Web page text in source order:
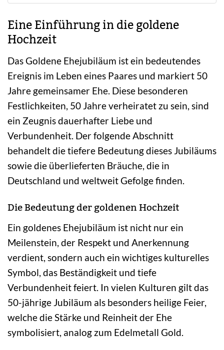
Eine Einführung in die goldene
Hochzeit
Das Goldene Ehejubiläum ist ein bedeutendes
Ereignis im Leben eines Paares und markiert 50
Jahre gemeinsamer Ehe. Diese besonderen
Festlichkeiten, 50 Jahre verheiratet zu sein, sind
ein Zeugnis dauerhafter Liebe und
Verbundenheit. Der folgende Abschnitt
behandelt die tiefere Bedeutung dieses Jubiläums
sowie die überlieferten Bräuche, die in
Deutschland und weltweit Gefolge finden.
Die Bedeutung der goldenen Hochzeit
Ein goldenes Ehejubiläum ist nicht nur ein
Meilenstein, der Respekt und Anerkennung
verdient, sondern auch ein wichtiges kulturelles
Symbol, das Beständigkeit und tiefe
Verbundenheit feiert. In vielen Kulturen gilt das
50-jährige Jubiläum als besonders heilige Feier,
welche die Stärke und Reinheit der Ehe
symbolisiert, analog zum Edelmetall Gold.